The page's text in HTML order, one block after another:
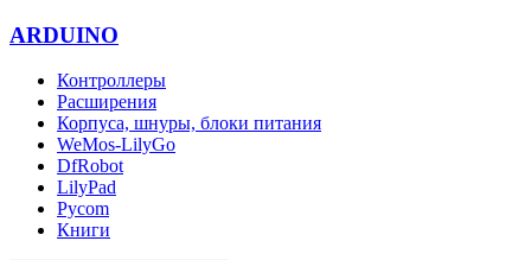
ARDUINO
Контроллеры
Расширения
Корпуса, шнуры, блоки питания
WeMos-LilyGo
DfRobot
LilyPad
Pycom
Книги